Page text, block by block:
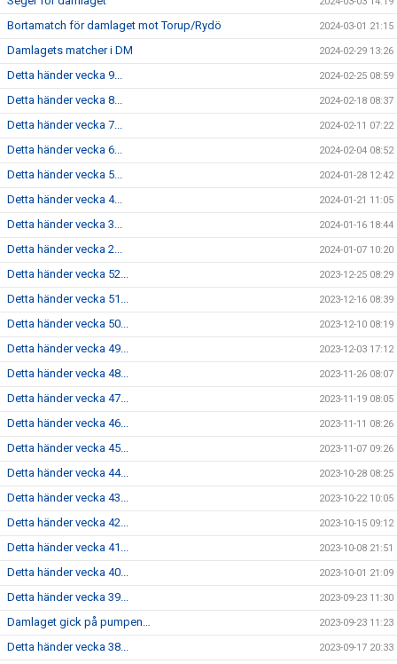
Bortamatch för damlaget mot Torup/Rydö 2024-03-01 21:15
Damlagets matcher i DM 2024-02-29 13:26
Detta händer vecka 9... 2024-02-25 08:59
Detta händer vecka 8... 2024-02-18 08:37
Detta händer vecka 7... 2024-02-11 07:22
Detta händer vecka 6... 2024-02-04 08:52
Detta händer vecka 5... 2024-01-28 12:42
Detta händer vecka 4... 2024-01-21 11:05
Detta händer vecka 3... 2024-01-16 18:44
Detta händer vecka 2... 2024-01-07 10:20
Detta händer vecka 52... 2023-12-25 08:29
Detta händer vecka 51... 2023-12-16 08:39
Detta händer vecka 50... 2023-12-10 08:19
Detta händer vecka 49... 2023-12-03 17:12
Detta händer vecka 48... 2023-11-26 08:07
Detta händer vecka 47... 2023-11-19 08:05
Detta händer vecka 46... 2023-11-11 08:26
Detta händer vecka 45... 2023-11-07 09:26
Detta händer vecka 44... 2023-10-28 08:25
Detta händer vecka 43... 2023-10-22 10:05
Detta händer vecka 42... 2023-10-15 09:12
Detta händer vecka 41... 2023-10-08 21:51
Detta händer vecka 40... 2023-10-01 21:09
Detta händer vecka 39... 2023-09-23 11:30
Damlaget gick på pumpen… 2023-09-23 11:23
Detta händer vecka 38... 2023-09-17 20:33